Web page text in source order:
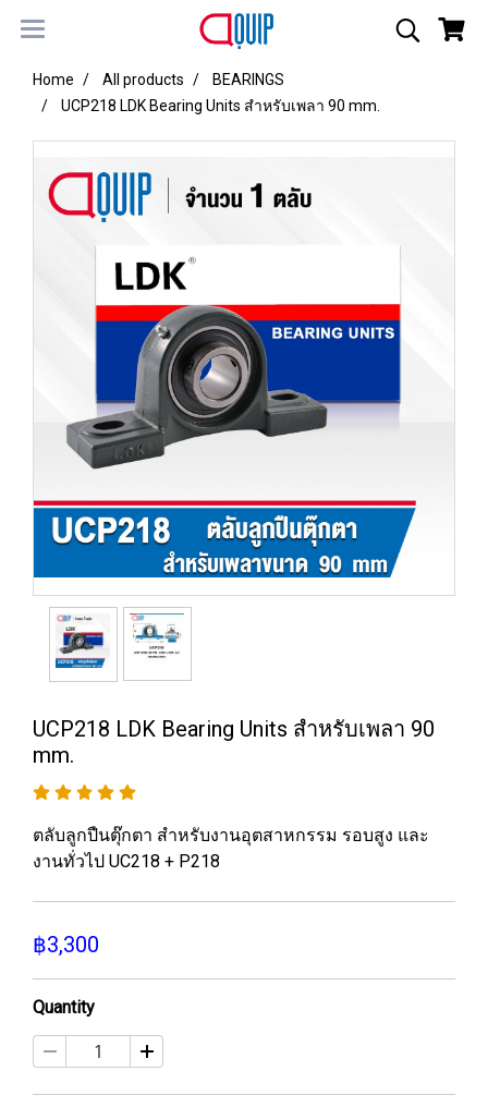
Home All products
BEARINGS
UCP218 LDK Bearing Units สำหรับเพลา 90 mm.
UCP218 LDK Bearing Units สำหรับเพลา 90
mm.
ตลับลูกปืนตุ๊กตา สำหรับงานอุตสาหกรรม รอบสูง และ
งานทั่วไป UC218 + P218
฿3,300
Quantity